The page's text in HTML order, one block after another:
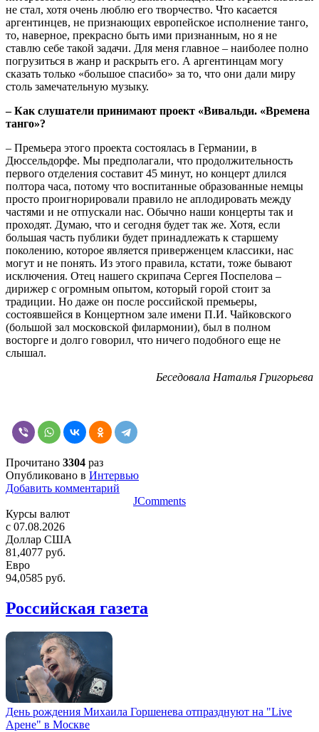
не стал, хотя очень люблю его творчество. Что касается
аргентинцев, не признающих европейское исполнение танго,
то, наверное, прекрасно быть ими признанным, но я не
ставлю себе такой задачи. Для меня главное – наиболее полно
погрузиться в жанр и раскрыть его. А аргентинцам могу
сказать только «большое спасибо» за то, что они дали миру
столь замечательную музыку.
– Как слушатели принимают проект «Вивальди. «Времена
танго»?
– Премьера этого проекта состоялась в Германии, в
Дюссельдорфе. Мы предполагали, что продолжительность
первого отделения составит 45 минут, но концерт длился
полтора часа, потому что воспитанные образованные немцы
просто проигнорировали правило не аплодировать между
частями и не отпускали нас. Обычно наши концерты так и
проходят. Думаю, что и сегодня будет так же. Хотя, если
большая часть публики будет принадлежать к старшему
поколению, которое является приверженцем классики, нас
могут и не понять. Из этого правила, кстати, тоже бывают
исключения. Отец нашего скрипача Сергея Поспелова –
дирижер с огромным опытом, который горой стоит за
традиции. Но даже он после российской премьеры,
состоявшейся в Концертном зале имени П.И. Чайковского
(большой зал московской филармонии), был в полном
восторге и долго говорил, что ничего подобного еще не
слышал.
Беседовала Наталья Григорьева
Прочитано 3304 раз
Опубликовано в Интервью
Добавить комментарий
JComments
Курсы валют
c 07.08.2026
Доллар США
81,4077 руб.
Евро
94,0585 руб.
Российская газета
День рождения Михаила Горшенева отпразднуют на "Live
Арене" в Москве